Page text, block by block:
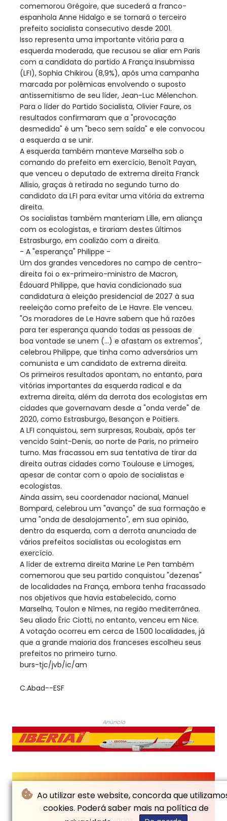
Ao utilizar este website, concorda que
cookies. Poderá saber mais na política de
comemorou Grégoire, que sucederá a franco-
espanhola Anne Hidalgo e se tornará o terceiro
prefeito socialista consecutivo desde 2001.
Isso representa uma importante vitória para a
esquerda moderada, que recusou se aliar em Paris
com a candidata do partido A França Insubmissa
(LFI), Sophia Chikirou (8,9%), após uma campanha
marcada por polêmicas envolvendo o suposto
antissemitismo de seu líder, Jean-Luc Mélenchon.
Para o líder do Partido Socialista, Olivier Faure, os
resultados confirmaram que a "provocação
desmedida" é um "beco sem saída" e ele convocou
a esquerda a se unir.
A esquerda também manteve Marselha sob o
comando do prefeito em exercício, Benoît Payan,
que venceu o deputado de extrema direita Franck
Allisio, graças à retirada no segundo turno do
candidato da LFI para evitar uma vitória da extrema
direita.
Os socialistas também manteriam Lille, em aliança
com os ecologistas, e tirariam destes últimos
Estrasburgo, em coalizão com a direita.
- A "esperança" Philippe -
Um dos grandes vencedores no campo de centro-
direita foi o ex-primeiro-ministro de Macron,
Édouard Philippe, que havia condicionado sua
candidatura à eleição presidencial de 2027 à sua
reeleição como prefeito de Le Havre. Ele venceu.
"Os moradores de Le Havre sabem que há razões
para ter esperança quando todas as pessoas de
boa vontade se unem (...) e afastam os extremos",
celebrou Philippe, que tinha como adversários um
comunista e um candidato de extrema direita.
Os primeiros resultados apontam, no entanto, para
vitórias importantes da esquerda radical e da
extrema direita, além da derrota dos ecologistas em
cidades que governavam desde a "onda verde" de
2020, como Estrasburgo, Besançon e Poitiers.
A LFI conquistou, sem surpresas, Roubaix, após ter
vencido Saint-Denis, ao norte de Paris, no primeiro
turno. Mas fracassou em sua tentativa de tirar da
direita outras cidades como Toulouse e Limoges,
apesar de contar com o apoio de socialistas e
ecologistas.
Ainda assim, seu coordenador nacional, Manuel
Bompard, celebrou um "avanço" de sua formação e
uma "onda de desalojamento", em sua opinião,
dentro da esquerda, com a derrota anunciada de
vários prefeitos socialistas ou ecologistas em
exercício.
A líder de extrema direita Marine Le Pen também
comemorou que seu partido conquistou "dezenas"
de localidades na França, embora tenha fracassado
nos objetivos que havia estabelecido, como
Marselha, Toulon e Nîmes, na região mediterrânea.
Seu aliado Éric Ciotti, no entanto, venceu em Nice.
A votação ocorreu em cerca de 1.500 localidades, já
que a grande maioria dos franceses escolheu seus
prefeitos no primeiro turno.
burs-tjc/jvb/ic/am
C.Abad--ESF
Anúncio
© El Siglo Futuro - 2026 - Todos os direitos